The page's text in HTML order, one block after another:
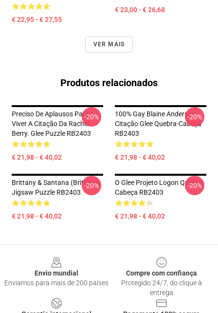
€ 22,95 - € 27,55
€ 23,00 - € 26,68
VER MAIS
Produtos relacionados
Preciso De Aplausos Para
Viver A Citação Da Rachel
Berry. Glee Puzzle RB2403
€ 21,98 - € 40,02
-20%
100% Gay Blaine Anderson
Citação Glee Quebra-Cabeça
RB2403
€ 21,98 - € 40,02
-20%
Brittany & Santana (Brittana)
Jigsaw Puzzle RB2403
€ 21,98 - € 40,02
-20%
O Glee Projeto Logon Quebra-
Cabeça RB2403
€ 21,98 - € 40,02
-20%
Envio mundial
Enviamos para mais de 200 países
Compre com confiança
Protegido 24/7, do clique à
entrega